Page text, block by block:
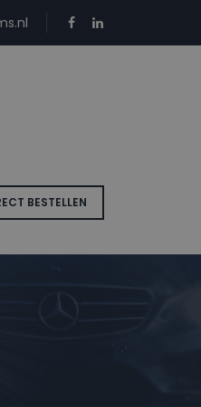
BESTELLEN